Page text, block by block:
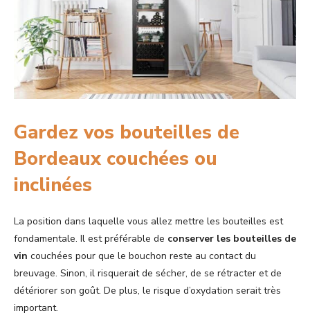
Gardez vos bouteilles de
Bordeaux couchées ou
inclinées
La position dans laquelle vous allez mettre les bouteilles est
fondamentale. Il est préférable de conserver les bouteilles de
vin couchées pour que le bouchon reste au contact du
breuvage. Sinon, il risquerait de sécher, de se rétracter et de
détériorer son goût. De plus, le risque d’oxydation serait très
important.